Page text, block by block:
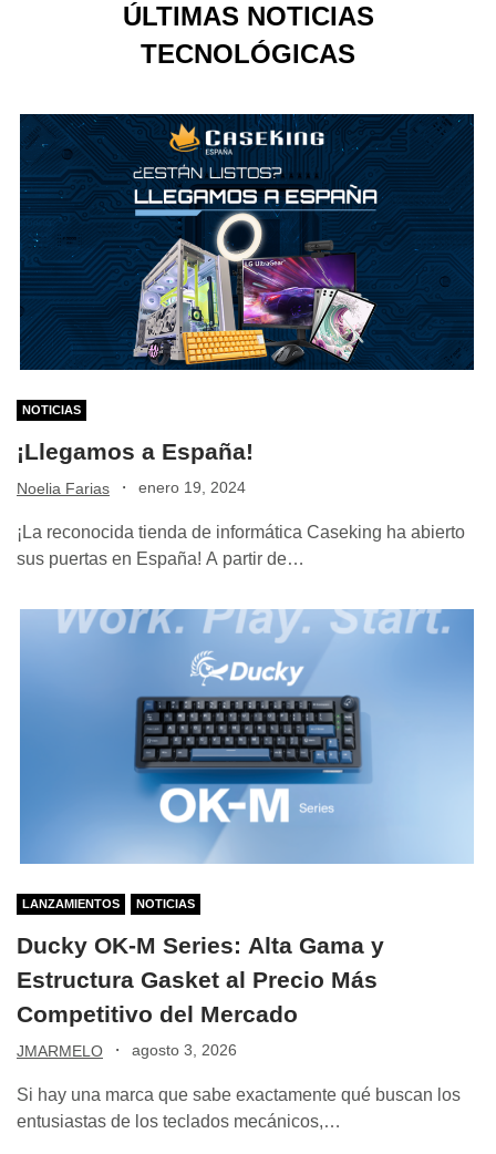
ÚLTIMAS NOTICIAS
TECNOLÓGICAS
NOTICIAS
¡Llegamos a España!
Noelia Farias · enero 19, 2024
¡La reconocida tienda de informática Caseking ha abierto
sus puertas en España! A partir de…
LANZAMIENTOS NOTICIAS
Ducky OK-M Series: Alta Gama y
Estructura Gasket al Precio Más
Competitivo del Mercado
JMARMELO · agosto 3, 2026
Si hay una marca que sabe exactamente qué buscan los
entusiastas de los teclados mecánicos,…